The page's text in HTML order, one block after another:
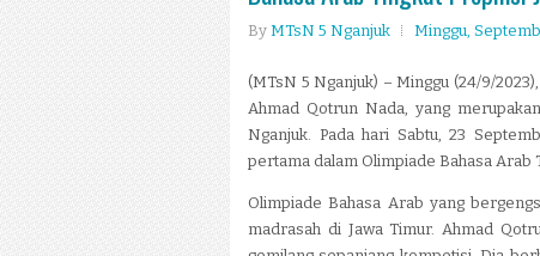
By MTsN 5 Nganjuk Minggu,
(MTsN 5 Nganjuk) – Minggu (24/9/
Ahmad Qotrun Nada, yang
Nganjuk. Pada hari Sabtu, 23
pertama dalam Olimpiade Bahasa Arab
Olimpiade Bahasa Arab yang
madrasah di Jawa Timur. Ahmad